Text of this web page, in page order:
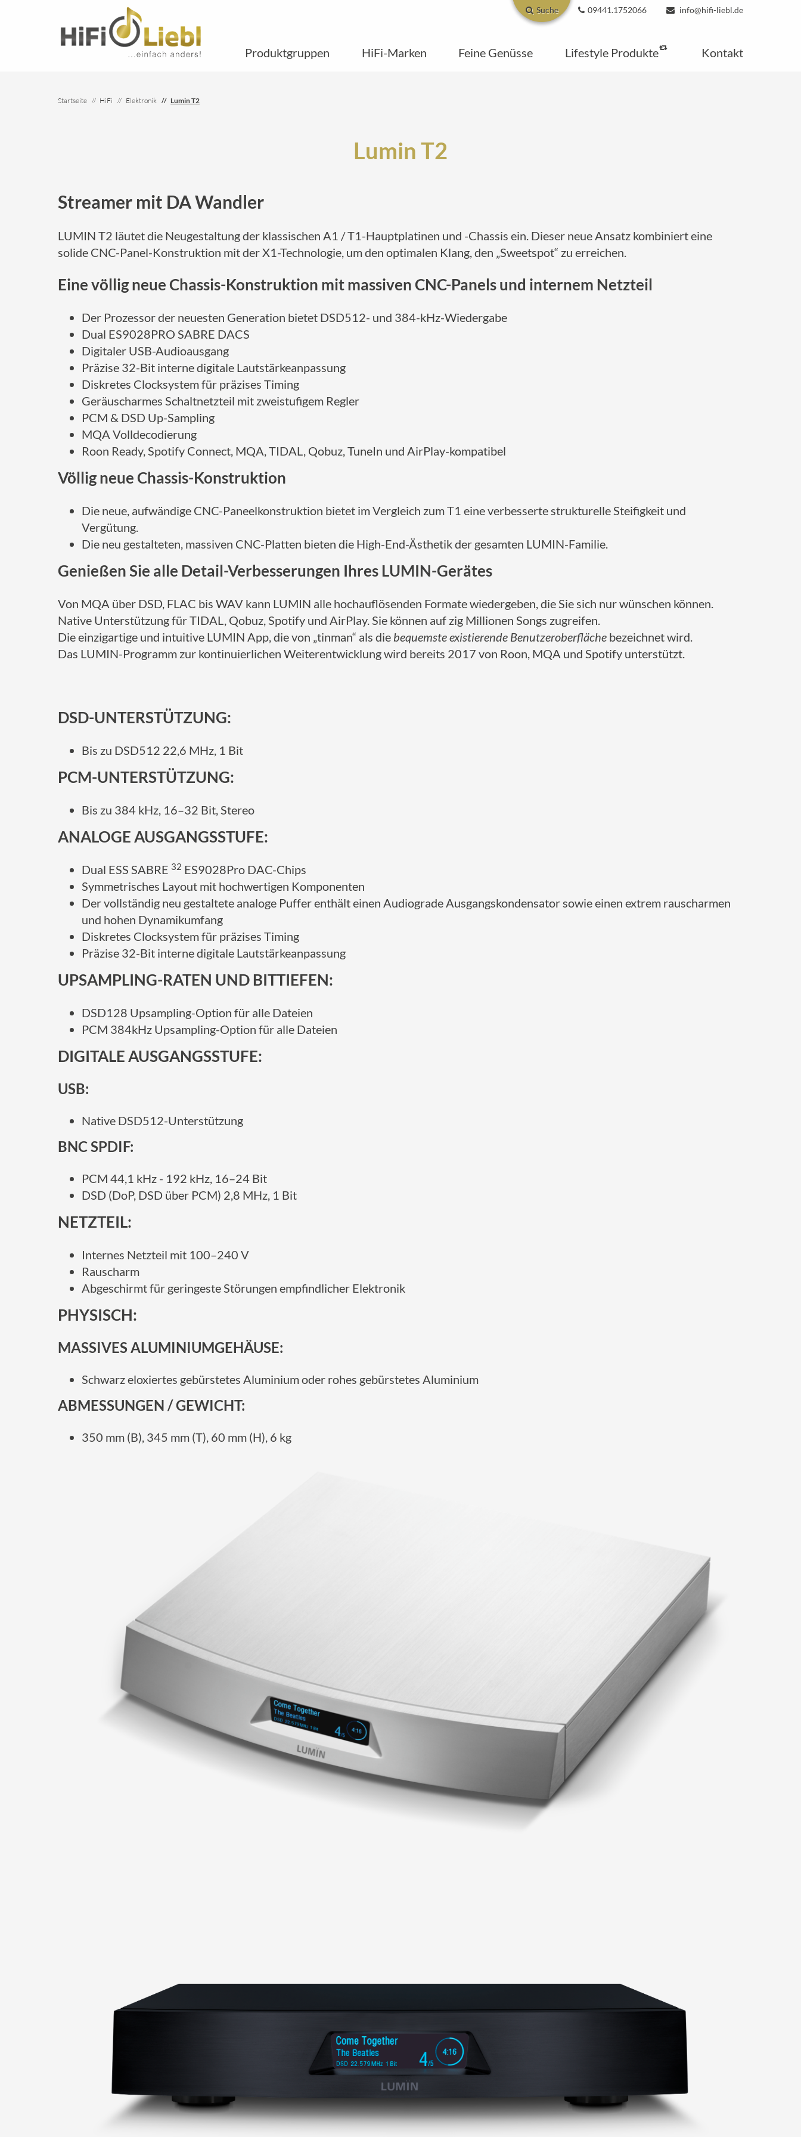
Suche 09441.1752066 info@hifi-liebl.de
Produktgruppen HiFi-Marken Feine Genüsse Lifestyle Produkte Kontakt
Startseite HiFi Elektronik Lumin T2
Lumin T2
Streamer mit DA Wandler
LUMIN T2 läutet die Neugestaltung der klassischen A1 / T1-Hauptplatinen und -Chassis ein. Dieser neue Ansatz kombiniert eine
solide CNC-Panel-Konstruktion mit der X1-Technologie, um den optimalen Klang, den „Sweetspot“ zu erreichen.
Eine völlig neue Chassis-Konstruktion mit massiven CNC-Panels und internem Netzteil
Der Prozessor der neuesten Generation bietet DSD512- und 384-kHz-Wiedergabe
Dual ES9028PRO SABRE DACS
Digitaler USB-Audioausgang
Präzise 32-Bit interne digitale Lautstärkeanpassung
Diskretes Clocksystem für präzises Timing
Geräuscharmes Schaltnetzteil mit zweistufigem Regler
PCM & DSD Up-Sampling
MQA Volldecodierung
Roon Ready, Spotify Connect, MQA, TIDAL, Qobuz, TuneIn und AirPlay-kompatibel
Völlig neue Chassis-Konstruktion
Die neue, aufwändige CNC-Paneelkonstruktion bietet im Vergleich zum T1 eine verbesserte strukturelle Steifigkeit und
Vergütung.
Die neu gestalteten, massiven CNC-Platten bieten die High-End-Ästhetik der gesamten LUMIN-Familie.
Genießen Sie alle Detail-Verbesserungen Ihres LUMIN-Gerätes
Von MQA über DSD, FLAC bis WAV kann LUMIN alle hochauflösenden Formate wiedergeben, die Sie sich nur wünschen können.
Native Unterstützung für TIDAL, Qobuz, Spotify und AirPlay. Sie können auf zig Millionen Songs zugreifen.
Die einzigartige und intuitive LUMIN App, die von „tinman“ als die bequemste existierende Benutzeroberfläche bezeichnet wird.
Das LUMIN-Programm zur kontinuierlichen Weiterentwicklung wird bereits 2017 von Roon, MQA und Spotify unterstützt.
DSD-UNTERSTÜTZUNG:
Bis zu DSD512 22,6 MHz, 1 Bit
PCM-UNTERSTÜTZUNG:
Bis zu 384 kHz, 16–32 Bit, Stereo
ANALOGE AUSGANGSSTUFE:
Dual ESS SABRE 32 ES9028Pro DAC-Chips
Symmetrisches Layout mit hochwertigen Komponenten
Der vollständig neu gestaltete analoge Puffer enthält einen Audiograde Ausgangskondensator sowie einen extrem rauscharmen
und hohen Dynamikumfang
Diskretes Clocksystem für präzises Timing
Präzise 32-Bit interne digitale Lautstärkeanpassung
UPSAMPLING-RATEN UND BITTIEFEN:
DSD128 Upsampling-Option für alle Dateien
PCM 384kHz Upsampling-Option für alle Dateien
DIGITALE AUSGANGSSTUFE:
USB:
Native DSD512-Unterstützung
BNC SPDIF:
PCM 44,1 kHz - 192 kHz, 16–24 Bit
DSD (DoP, DSD über PCM) 2,8 MHz, 1 Bit
NETZTEIL:
Internes Netzteil mit 100–240 V
Rauscharm
Abgeschirmt für geringeste Störungen empfindlicher Elektronik
PHYSISCH:
MASSIVES ALUMINIUMGEHÄUSE:
Schwarz eloxiertes gebürstetes Aluminium oder rohes gebürstetes Aluminium
ABMESSUNGEN / GEWICHT:
350 mm (B), 345 mm (T), 60 mm (H), 6 kg